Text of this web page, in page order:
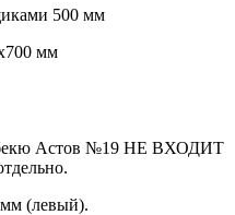
500 мм
мм
Астов №19 НЕ ВХОДИТ
(левый).